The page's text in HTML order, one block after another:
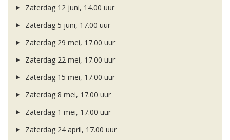
Zaterdag 12 juni, 14.00 uur
Zaterdag 5 juni, 17.00 uur
Zaterdag 29 mei, 17.00 uur
Zaterdag 22 mei, 17.00 uur
Zaterdag 15 mei, 17.00 uur
Zaterdag 8 mei, 17.00 uur
Zaterdag 1 mei, 17.00 uur
Zaterdag 24 april, 17.00 uur